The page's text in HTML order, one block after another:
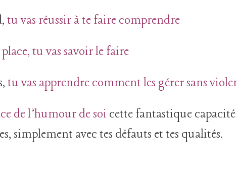
tu vas réussir à te faire comprendre
tu vas savoir le faire
tu vas apprendre comment les gérer sans
de l’humour de soi cette fantastique
simplement avec tes défauts et tes qualités.